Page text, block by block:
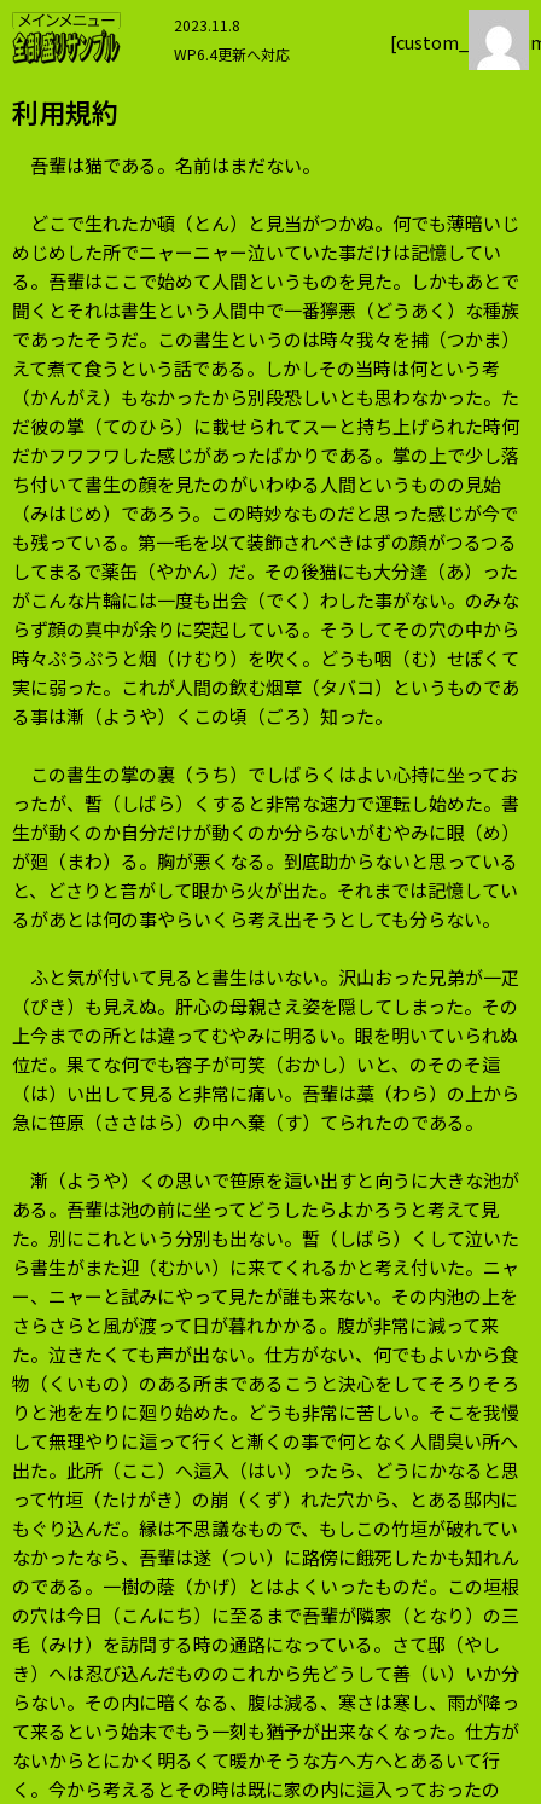
内
容
を
ス
キ
2023.11.8
WP6.4更新へ対応
メニュー周り再々構築
WP6.3更新へ対応
2023.4.29
メニュー周りを再構築
2023.4.12
テーマと背景色を変更
2023.4.10
WP6.2更新へ対応
2024.3.7
WP6.4.3更新へ対応
利用規約
吾輩は猫である。名前はまだない。
どこで生れたか頓（とん）と見当がつかぬ。何でも薄暗いじ
めじめした所でニャーニャー泣いていた事だけは記憶してい
る。吾輩はここで始めて人間というものを見た。しかもあとで
聞くとそれは書生という人間中で一番獰悪（どうあく）な種族
であったそうだ。この書生というのは時々我々を捕（つかま）
えて煮て食うという話である。しかしその当時は何という考
（かんがえ）もなかったから別段恐しいとも思わなかった。た
だ彼の掌（てのひら）に載せられてスーと持ち上げられた時何
だかフワフワした感じがあったばかりである。掌の上で少し落
ち付いて書生の顔を見たのがいわゆる人間というものの見始
（みはじめ）であろう。この時妙なものだと思った感じが今で
も残っている。第一毛を以て装飾されべきはずの顔がつるつる
してまるで薬缶（やかん）だ。その後猫にも大分逢（あ）った
がこんな片輪には一度も出会（でく）わした事がない。のみな
らず顔の真中が余りに突起している。そうしてその穴の中から
時々ぷうぷうと烟（けむり）を吹く。どうも咽（む）せぽくて
実に弱った。これが人間の飲む烟草（タバコ）というものであ
る事は漸（ようや）くこの頃（ごろ）知った。
この書生の掌の裏（うち）でしばらくはよい心持に坐ってお
ったが、暫（しばら）くすると非常な速力で運転し始めた。書
生が動くのか自分だけが動くのか分らないがむやみに眼（め）
が廻（まわ）る。胸が悪くなる。到底助からないと思っている
と、どさりと音がして眼から火が出た。それまでは記憶してい
るがあとは何の事やらいくら考え出そうとしても分らない。
ふと気が付いて見ると書生はいない。沢山おった兄弟が一疋
（ぴき）も見えぬ。肝心の母親さえ姿を隠してしまった。その
上今までの所とは違ってむやみに明るい。眼を明いていられぬ
位だ。果てな何でも容子が可笑（おかし）いと、のそのそ這
（は）い出して見ると非常に痛い。吾輩は藁（わら）の上から
急に笹原（ささはら）の中へ棄（す）てられたのである。
漸（ようや）くの思いで笹原を這い出すと向うに大きな池が
ある。吾輩は池の前に坐ってどうしたらよかろうと考えて見
た。別にこれという分別も出ない。暫（しばら）くして泣いた
ら書生がまた迎（むかい）に来てくれるかと考え付いた。ニャ
ー、ニャーと試みにやって見たが誰も来ない。その内池の上を
さらさらと風が渡って日が暮れかかる。腹が非常に減って来
た。泣きたくても声が出ない。仕方がない、何でもよいから食
物（くいもの）のある所まであるこうと決心をしてそろりそろ
りと池を左りに廻り始めた。どうも非常に苦しい。そこを我慢
して無理やりに這って行くと漸くの事で何となく人間臭い所へ
出た。此所（ここ）へ這入（はい）ったら、どうにかなると思
って竹垣（たけがき）の崩（くず）れた穴から、とある邸内に
もぐり込んだ。縁は不思議なもので、もしこの竹垣が破れてい
なかったなら、吾輩は遂（つい）に路傍に餓死したかも知れん
のである。一樹の蔭（かげ）とはよくいったものだ。この垣根
の穴は今日（こんにち）に至るまで吾輩が隣家（となり）の三
毛（みけ）を訪問する時の通路になっている。さて邸（やし
き）へは忍び込んだもののこれから先どうして善（い）いか分
らない。その内に暗くなる、腹は減る、寒さは寒し、雨が降っ
て来るという始末でもう一刻も猶予が出来なくなった。仕方が
ないからとにかく明るくて暖かそうな方へ方へとあるいて行
く。今から考えるとその時は既に家の内に這入っておったの